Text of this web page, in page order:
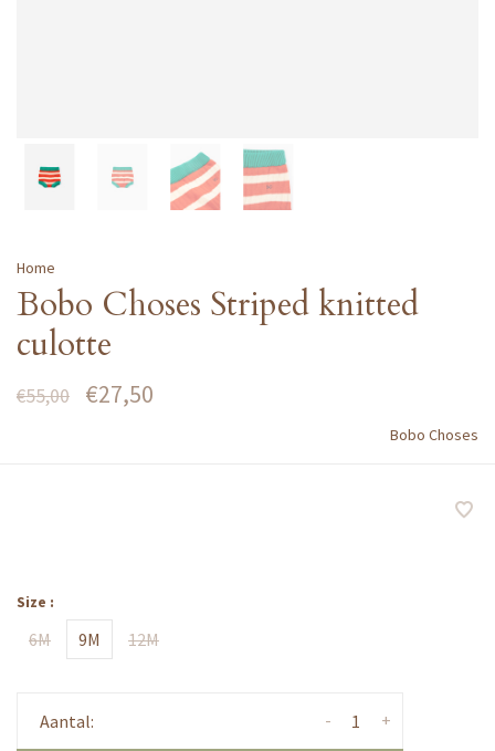
Home
Bobo Choses Striped knitted
culotte
€55,00 €27,50
Bobo Choses
Size :
6M 9M 12M
Aantal: +
-